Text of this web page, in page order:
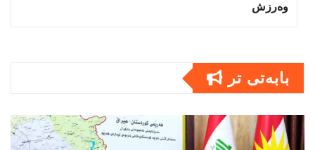
وەرزش
بابەتى تر